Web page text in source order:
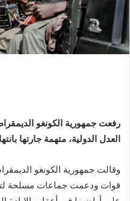
رفعت جمهورية الكونغو
العدل الدولية، متهمة جارتها
وقالت جمهورية الكونغو
قوات ودعمت جماعات مسلحة